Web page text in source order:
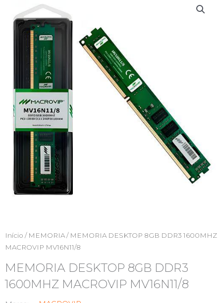
Início / MEMORIA/ MEMORIA DESKTOP 8GB DDR3 1600MHZ
MACROVIP MV16N11/8
MEMORIA DESKTOP 8GB DDR3
1600MHZ MACROVIP MV16N11/8